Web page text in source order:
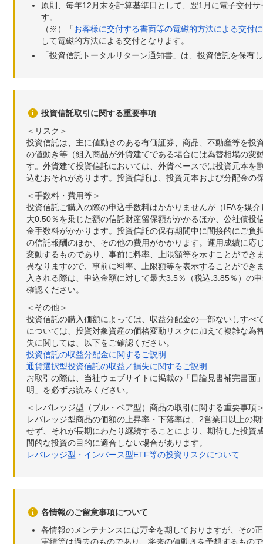
原則、毎年12月末を計算基準日として、翌1月に電子交付
す。
（※）「お客様に交付する書面等の電磁的方法による交付
して電磁的方法による交付となります。
「投資信託トータルリターン通知書」は、投資信託を保有
投資信託取引に関する重要事項
＜リスク＞
投資信託は、主に値動きのある有価証券、商品、不動産等を
の値動き等（組入商品が外貨建てである場合には為替相場の
す。外貨建て投資信託においては、外貨ベースでは投資元本
込むおそれがあります。投資信託は、投資元本および分配金の
＜手数料・費用等＞
投資信託ご購入の際の申込手数料はかかりませんが（IFAを媒
大0.50％を乗じた額の信託財産留保額がかかるほか、公社債
金手数料がかかります。投資信託の保有期間中に間接的にご
の信託報酬のほか、その他の費用がかかります。運用成績に
変動するものであり、事前に料率、上限額等を示すことがで
異なりますので、事前に料率、上限額等を表示することがで
入される際は、申込金額に対して最大3.5％（税込:3.85％）の
確認ください。
＜その他＞
投資信託の購入価額によっては、収益分配金の一部ないしす
については、投資対象資産の価格変動リスクに加えて複雑な
失に関しては、以下をご確認ください。
投資信託の収益分配金に関するご説明
通貨選択型投資信託の収益／損失に関するご説明
お取引の際は、当社ウェブサイトに掲載の「目論見書補完書
明」を必ずお読みください。
＜レバレッジ型（ブル・ベア型）商品の取引に関する重要事項
レバレッジ型商品の価額の上昇率・下落率は、2営業日以上の
せず、それが長期にわたり継続することにより、期待した投
間的な投資の目的に適合しない場合があります。
レバレッジ型・インバース型ETF等の投資リスクについて
各情報のご留意事項について
各情報のメンテナンスには万全を期しておりますが、その
実績等は過去のものであり、将来の値動きを予想するもの